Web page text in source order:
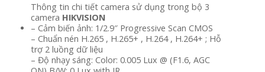
Thông tin chi tiết camera sử dụng trong bộ 3
camera HIKVISION
– Cảm biến ảnh: 1/2.9″ Progressive Scan CMOS
– Chuẩn nén H.265 , H.265+ , H.264 , H.264+ ; Hỗ
trợ 2 luồng dữ liệu
– Độ nhạy sáng: Color: 0.005 Lux @ (F1.6, AGC